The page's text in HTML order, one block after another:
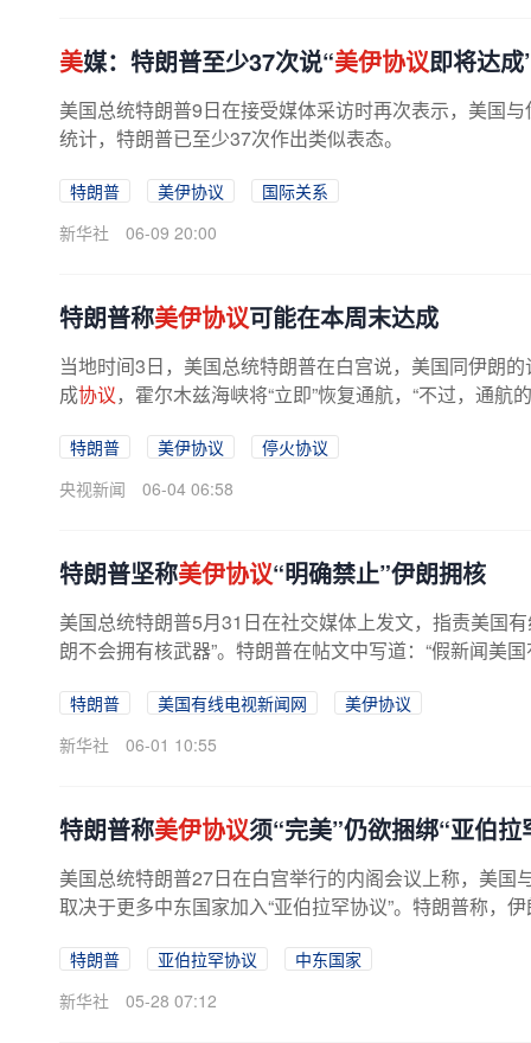
美媒：特朗普至少37次说“美伊协议即将达成
美国总统特朗普9日在接受媒体采访时再次表示，美国
统计，特朗普已至少37次作出类似表态。
特朗普 美伊协议
国际关系
新华社
06-09 20:00
特朗普称美伊协议可能在本周末达成
当地时间3日，美国总统特朗普在白宫说，美国同伊朗
成协议，霍尔木兹海峡将“立即”恢复通航，“不过，通
特朗普 美伊协议
停火协议
央视新闻
06-04 06:58
特朗普坚称美伊协议“明确禁止”伊朗拥核
美国总统特朗普5月31日在社交媒体上发文，指责美国
朗不会拥有核武器”。特朗普在帖文中写道：“假新闻美
特朗普 美国有线电视新闻网
美伊协议
新华社
06-01 10:55
特朗普称美伊协议须“完美”仍欲捆绑“亚伯拉
美国总统特朗普27日在白宫举行的内阁会议上称，美国
取决于更多中东国家加入“亚伯拉罕协议”。特朗普称，
特朗普 亚伯拉罕协议
中东国家
新华社
05-28 07:12